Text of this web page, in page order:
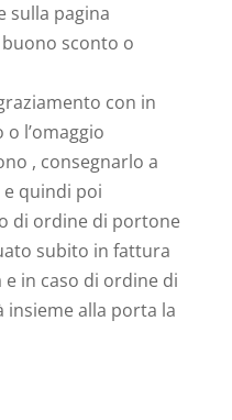
sulla pagina
sconto o
con in
l’omaggio
, consegnarlo a
quindi poi
di ordine di portone
subito in fattura
e in caso di ordine di
insieme alla porta la